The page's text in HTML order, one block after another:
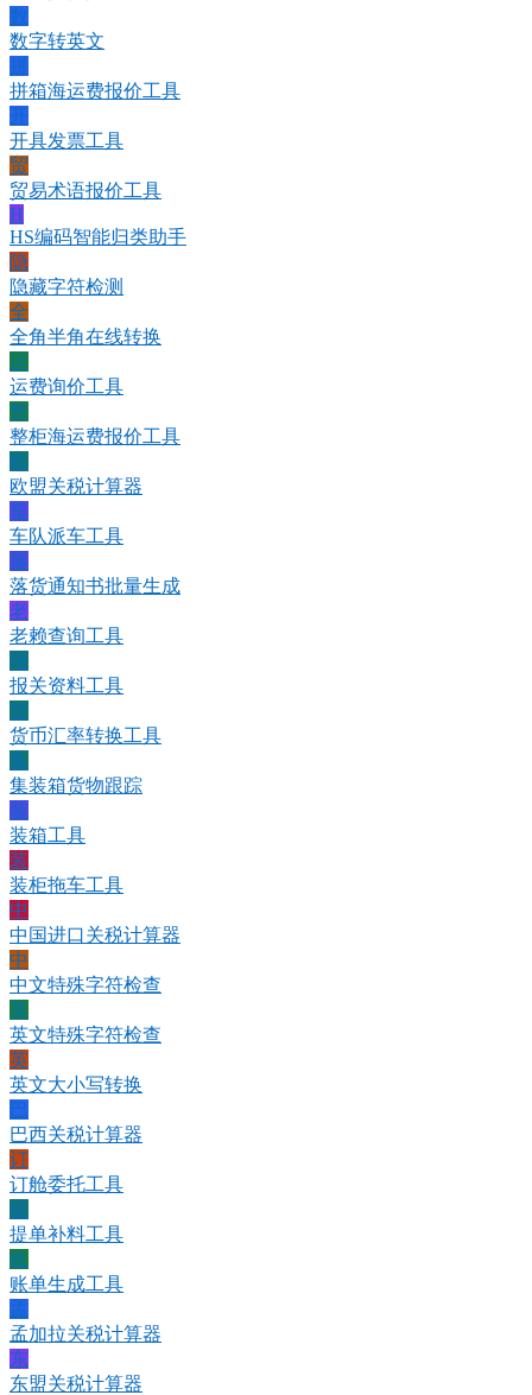
数
数字转英文
拼
拼箱海运费报价工具
开
开具发票工具
贸
贸易术语报价工具
H
HS编码智能归类助手
隐
隐藏字符检测
全
全角半角在线转换
运
运费询价工具
整
整柜海运费报价工具
欧
欧盟关税计算器
车
车队派车工具
落
落货通知书批量生成
老
老赖查询工具
报
报关资料工具
货
货币汇率转换工具
集
集装箱货物跟踪
装
装箱工具
装
装柜拖车工具
中
中国进口关税计算器
中
中文特殊字符检查
英
英文特殊字符检查
英
英文大小写转换
巴
巴西关税计算器
订
订舱委托工具
提
提单补料工具
账
账单生成工具
孟
孟加拉关税计算器
东
东盟关税计算器